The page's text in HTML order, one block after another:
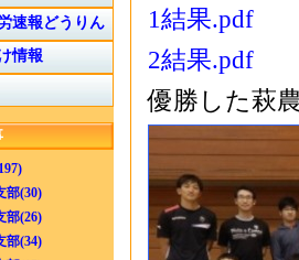
速報どうりん
情報
部(30)
部(26)
部(34)
1結果.pdf
2結果.pdf
優勝した萩